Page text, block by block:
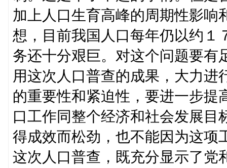
加上人口生育高峰的周期性影响
想，目前我国人口每年仍以约１
务还十分艰巨。对这个问题要有
用这次人口普查的成果，大力进
的重要性和紧迫性，要进一步提
口工作同整个经济和社会发展目
得成效而松劲，也不能因为这项
这次人口普查，既充分显示了党